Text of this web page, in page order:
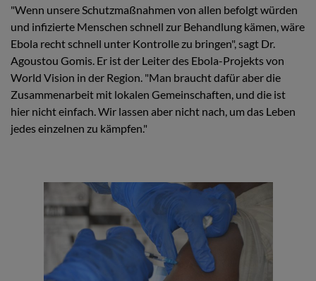
"Wenn unsere Schutzmaßnahmen von allen befolgt würden
und infizierte Menschen schnell zur Behandlung kämen, wäre
Ebola recht schnell unter Kontrolle zu bringen", sagt Dr.
Agoustou Gomis. Er ist der Leiter des Ebola-Projekts von
World Vision in der Region. "Man braucht dafür aber die
Zusammenarbeit mit lokalen Gemeinschaften, und die ist
hier nicht einfach. Wir lassen aber nicht nach, um das Leben
jedes einzelnen zu kämpfen."